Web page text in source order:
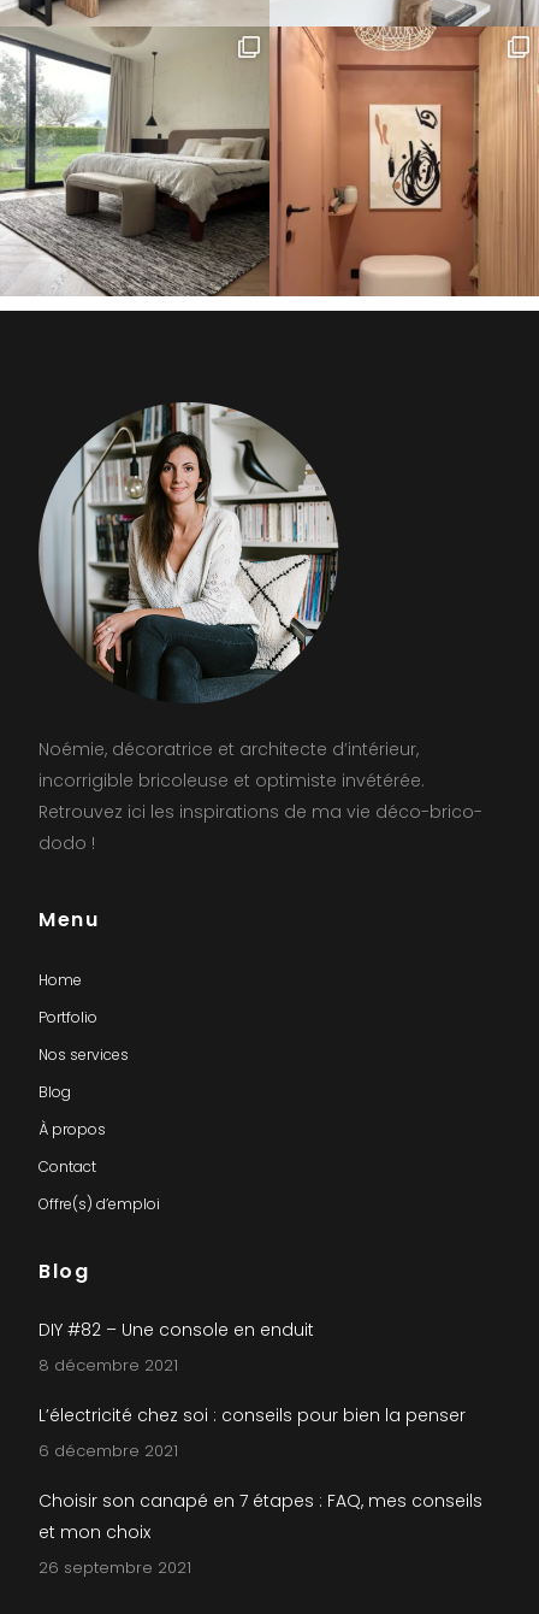
Noémie, décoratrice et architecte d’intérieur,
incorrigible bricoleuse et optimiste invétérée.
Retrouvez ici les inspirations de ma vie déco-brico-
dodo !
Menu
Home
Portfolio
Nos services
Blog
À propos
Contact
Offre(s) d’emploi
Blog
DIY #82 – Une console en enduit
8 décembre 2021
L’électricité chez soi : conseils pour bien la penser
6 décembre 2021
Choisir son canapé en 7 étapes : FAQ, mes conseils
et mon choix
26 septembre 2021